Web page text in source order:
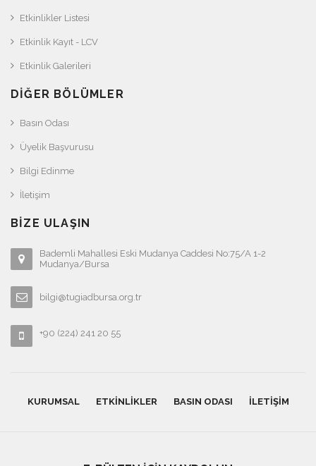
Etkinlikler Listesi
Etkinlik Kayıt - LCV
Etkinlik Galerileri
DIĞER BÖLÜMLER
Basın Odası
Üyelik Başvurusu
Bilgi Edinme
İletişim
BIZE ULAŞIN
Bademli Mahallesi Eski Mudanya Caddesi No:75/A 1-2
Mudanya/Bursa
bilgi@tugiadbursa.org.tr
+90 (224) 241 20 55
KURUMSAL ETKINLIKLER BASIN ODASI İLETIŞIM